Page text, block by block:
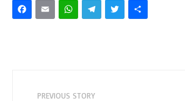
Facebook
EmailWhatsApp
Telegram
Twitter
PREVIOUS STORY